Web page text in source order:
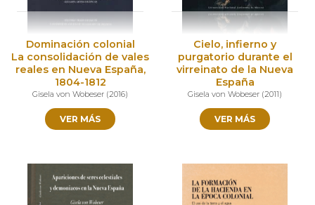
Dominación colonial
La consolidación de vales
reales en Nueva España,
1804-1812
Gisela von Wobeser (2016)
VER MÁS
Cielo, infierno y
purgatorio durante el
virreinato de la Nueva
España
Gisela von Wobeser (2011)
VER MÁS